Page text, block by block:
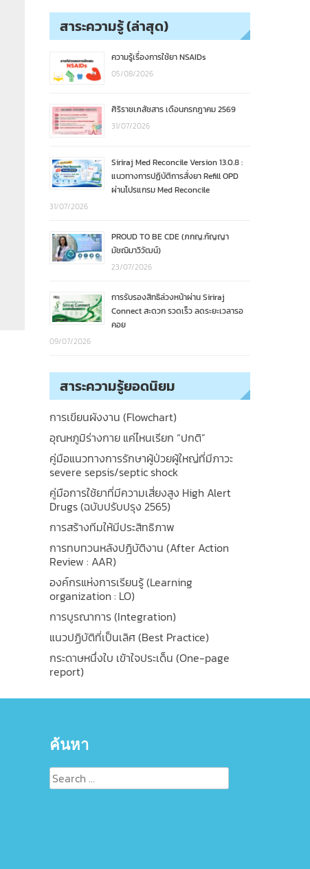
สาระความรู้ (ล่าสุด)
ความรู้เรื่องการใช้ยา NSAIDs
05/08/2026
ศิริราชเภสัชสาร เดือนกรกฎาคม 2569
31/07/2026
Siriraj Med Reconcile Version 13.0.8 :
แนวทางการปฏิบัติการสั่งยา Refill OPD
ผ่านโปรแกรม Med Reconcile
31/07/2026
PROUD TO BE CDE (ภกญ.กัญญา
มัชฌิมาวิวัฒน์)
23/07/2026
การรับรองสิทธิล่วงหน้าผ่าน Siriraj
Connect สะดวก รวดเร็ว ลดระยะเวลารอ
คอย
09/07/2026
สาระความรู้ยอดนิยม
การเขียนผังงาน (Flowchart)
อุณหภูมิร่างกาย แค่ไหนเรียก “ปกติ”
คู่มือแนวทางการรักษาผู้ป่วยผู้ใหญ่ที่มีภาวะ
severe sepsis/septic shock
คู่มือการใช้ยาที่มีความเสี่ยงสูง High Alert
Drugs (ฉบับปรับปรุง 2565)
การสร้างทีมให้มีประสิทธิภาพ
การทบทวนหลังปฎิบัติงาน (After Action
Review : AAR)
องค์กรแห่งการเรียนรู้ (Learning
organization : LO)
การบูรณาการ (Integration)
แนวปฏิบัติที่เป็นเลิศ (Best Practice)
กระดาษหนึ่งใบ เข้าใจประเด็น (One-page
report)
ค้นหา
Search
for: